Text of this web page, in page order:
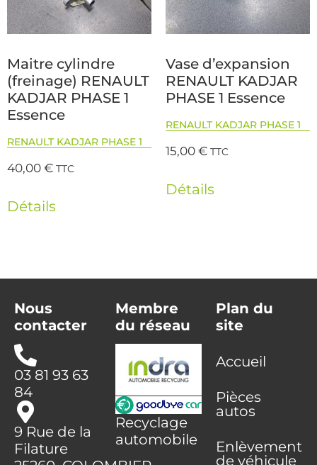
Maitre cylindre
(freinage) RENAULT
KADJAR PHASE 1
Essence
RENAULT KADJAR PHASE 1
40,00€ TTC
Détails
Vase d’expansion
RENAULT KADJAR
PHASE 1 Essence
RENAULT KADJAR PHASE 1
15,00€ TTC
Détails
Nous
contacter
03 81 93 63
84
9 Rue de la
Filature
Membre
du réseau
Recyclage
automobile
Plan du
site
Accueil
Pièces
autos
Enlèvement
de véhicule